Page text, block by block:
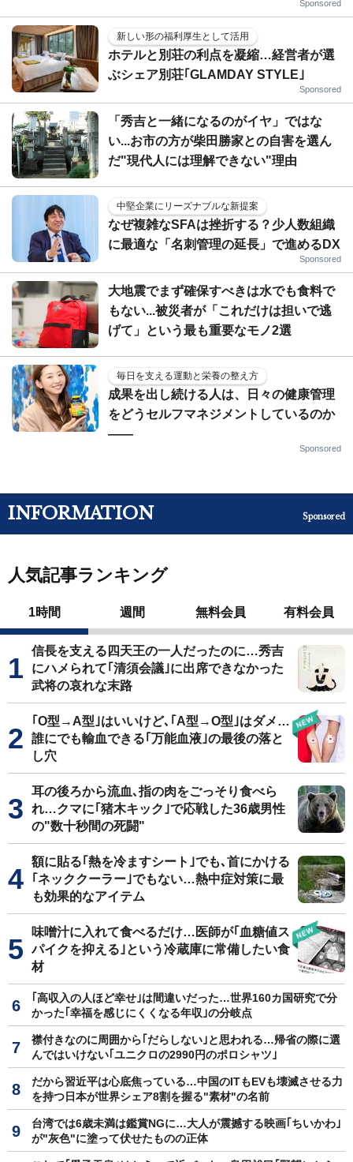
Sponsored
新しい形の福利厚生として活用
ホテルと別荘の利点を凝縮…経営者が選
ぶシェア別荘｢GLAMDAY STYLE｣
Sponsored
「秀吉と一緒になるのがイヤ」ではな
い...お市の方が柴田勝家との自害を選ん
だ"現代人には理解できない"理由
中堅企業にリーズナブルな新提案
なぜ複雑なSFAは挫折する？少人数組織
に最適な「名刺管理の延長」で進めるDX
Sponsored
大地震でまず確保すべきは水でも食料で
もない...被災者が「これだけは担いで逃
げて」という最も重要なモノ2選
毎日を支える運動と栄養の整え方
成果を出し続ける人は、日々の健康管理
をどうセルフマネジメントしているのか
——
Sponsored
INFORMATION Sponsored
人気記事ランキング
1時間 週間 無料会員 有料会員
信長を支える四天王の一人だったのに…秀吉
にハメられて｢清須会議｣に出席できなかった
武将の哀れな末路
｢O型→A型｣はいいけど､｢A型→O型｣はダメ…
誰にでも輸血できる｢万能血液｣の最後の落と
し穴
耳の後ろから流血､指の肉をごっそり食べら
れ…クマに｢猪木キック｣で応戦した36歳男性
の"数十秒間の死闘"
額に貼る｢熱を冷ますシート｣でも､首にかける
｢ネッククーラー｣でもない…熱中症対策に最
も効果的なアイテム
味噌汁に入れて食べるだけ…医師が｢血糖値ス
パイクを抑える｣という冷蔵庫に常備したい食
材
｢高収入の人ほど幸せ｣は間違いだった…世界160カ国研究で分
かった｢幸福を感じにくくなる年収｣の分岐点
襟付きなのに周囲から｢だらしない｣と思われる…帰省の際に選
んではいけない｢ユニクロの2990円のポロシャツ｣
だから習近平は心底焦っている…中国のITもEVも壊滅させる力
を持つ日本が世界シェア8割を握る"素材"の名前
台湾では6歳未満は鑑賞NGに…大人が震撼する映画｢ちいかわ｣
が"灰色"に塗って伏せたものの正体